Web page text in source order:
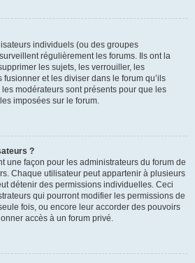
individuels (ou des groupes
régulièrement les forums. Ils ont la
les sujets, les verrouiller, les
et les diviser dans le forum qu’ils
modérateurs sont présents pour que les
imposées sur le forum.
?
une façon pour les administrateurs du forum de
Chaque utilisateur peut appartenir à plusieurs
détenir des permissions individuelles. Ceci
qui pourront modifier les permissions de
fois, ou encore leur accorder des pouvoirs
accès à un forum privé.